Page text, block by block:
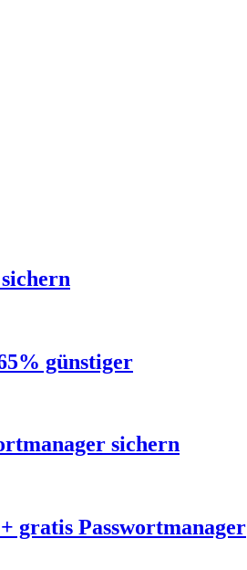
günstiger
sichern
gratis Passwortmanager